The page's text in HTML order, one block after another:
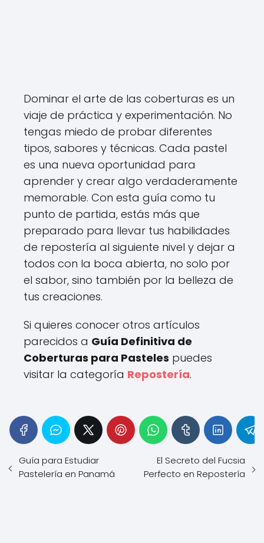
Dominar el arte de las coberturas es un
viaje de práctica y experimentación. No
tengas miedo de probar diferentes
tipos, sabores y técnicas. Cada pastel
es una nueva oportunidad para
aprender y crear algo verdaderamente
memorable. Con esta guía como tu
punto de partida, estás más que
preparado para llevar tus habilidades
de repostería al siguiente nivel y dejar a
todos con la boca abierta, no solo por
el sabor, sino también por la belleza de
tus creaciones.
Si quieres conocer otros artículos
parecidos a Guía Definitiva de
Coberturas para Pasteles puedes
visitar la categoría Repostería.
Guía para Estudiar
Pastelería en Panamá
El Secreto del Fucsia
Perfecto en Repostería